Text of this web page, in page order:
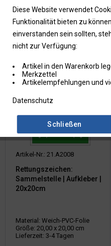
Sammelstelle in einem
Evakuierung aufzusuchen ist.
Filtern
Artikel-Nr.: 21.A2008
Rettungszeichen:
Sammelstelle | Aufkleber |
20x20cm
Material: Weich-PVC-Folie
Größe: 20,00 x 20,00 cm
Lieferzeit: 3-4 Tagen
Diese Website verwendet
Funktionalität bieten zu
einverstanden sein sollten,
nicht zur Verfügung:
Artikel in den Warenkorb
Merkzettel
Artikelempfehlungen und
Datenschutz
Schließen